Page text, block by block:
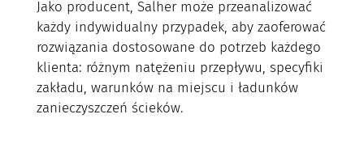
Jako producent, Salher może przeanalizować
każdy indywidualny przypadek, aby zaoferować
rozwiązania dostosowane do potrzeb każdego
klienta: różnym natężeniu przepływu, specyfiki
zakładu, warunków na miejscu i ładunków
zanieczyszczeń ścieków.